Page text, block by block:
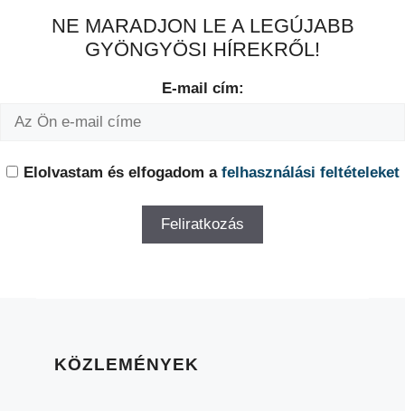
NE MARADJON LE A LEGÚJABB
GYÖNGYÖSI HÍREKRŐL!
E-mail cím:
Elolvastam és elfogadom a felhasználási feltételeket
KÖZLEMÉNYEK